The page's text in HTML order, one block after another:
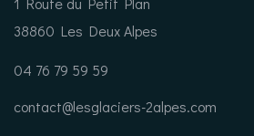
38860 Les Deux Alpes
04 76 79 59 59
contact@lesglaciers-2alpes.com